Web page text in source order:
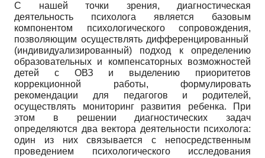
С нашей точки зрения, диагностическая
деятельность психолога является базовым
компонентом психологического сопровождения,
позволяющим осуществлять дифференцированный
(индивидуализированный) подход к определению
образовательных и компенсаторных возможностей
детей с ОВЗ и выделению приоритетов
коррекционной работы, формулировать
рекомендации для педагогов и родителей,
осуществлять мониторинг развития ребенка. При
этом в решении диагностических задач
определяются два вектора деятельности психолога:
один из них связывается с непосредственным
проведением психологического исследования